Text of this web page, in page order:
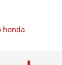
honda